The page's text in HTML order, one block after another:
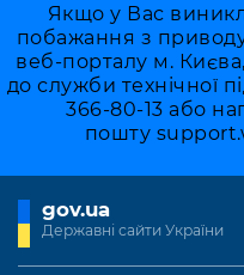
Якщо у Вас
побажання з
веб-порталу м.
до служби технічної
366-80-13 або
пошту
gov.ua
Державні сайти України